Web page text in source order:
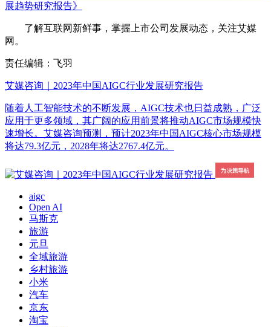
展趋势研究报告》
了解互联网新鲜事，掌握上市公司发展动态，关注艾媒
网。
责任编辑：飞羽
艾媒咨询｜2023年中国AIGC行业发展研究报告
随着人工智能技术的不断发展，AIGC技术也日益成熟，广泛
应用于更多领域，其广阔的应用前景将推动AIGC市场规模快
速增长。艾媒咨询预测，预计2023年中国AIGC核心市场规模
将达79.3亿元，2028年将达2767.4亿元。
aigc
Open AI
马斯克
旅游
元旦
全域旅游
乡村旅游
小米
汽车
京东
淘宝